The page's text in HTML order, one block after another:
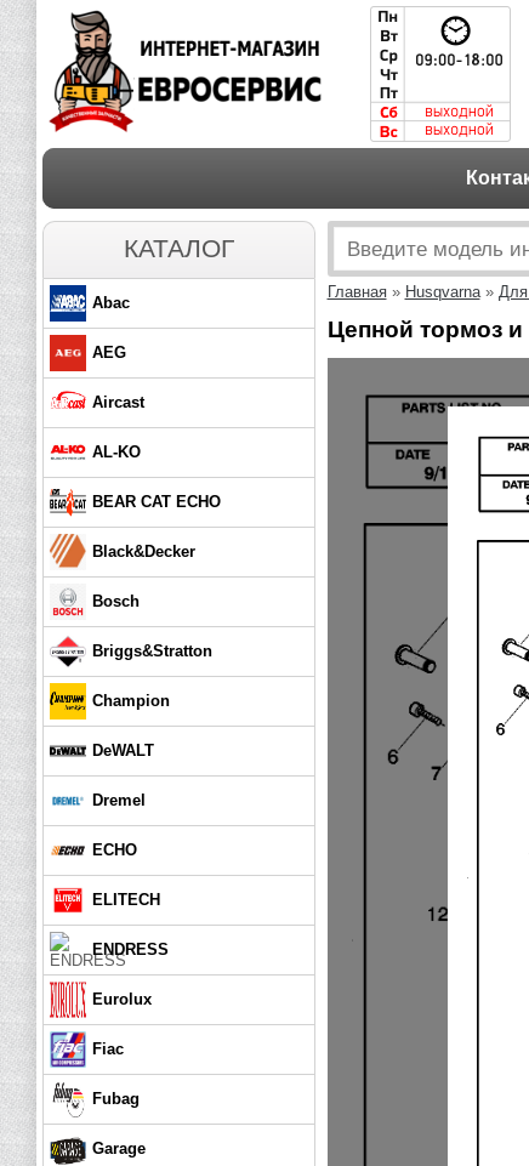
КАТАЛОГ
Abac
AEG
Aircast
AL-KO
BEAR CAT ECHO
Black&Decker
Bosch
Briggs&Stratton
Champion
DeWALT
Dremel
ECHO
ELITECH
ENDRESS
Eurolux
Fiac
Fubag
Garage
Главная» Husqvarna» Для
Цепной тормоз